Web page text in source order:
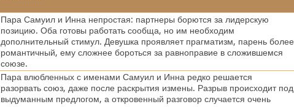
Пара Самуил и Инна непростая: партнеры борются за лидерскую
позицию. Оба готовы работать сообща, но им необходим
дополнительный стимул. Девушка проявляет прагматизм, парень более
романтичный, ему сложнее бороться за равноправие в сложившемся
союзе.
Пара влюбленных с именами Самуил и Инна редко решается
разорвать союз, даже после раскрытия измены. Разрыв происходит под
выдуманным предлогом, а откровенный разговор случается очень